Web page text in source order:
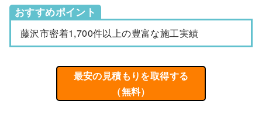
おすすめポイント
藤沢市密着1,700件以上の豊富な施工実績
最安の見積もりを取得する
（無料）